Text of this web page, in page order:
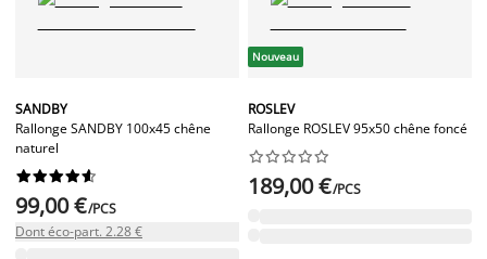
SANDBY
Rallonge SANDBY 100x45 chêne
naturel






99,00 €/PCS
Dont éco-part. 2.28 €
Nouveau
ROSLEV
Rallonge ROSLEV 95x50 chêne foncé






189,00 €/PCS